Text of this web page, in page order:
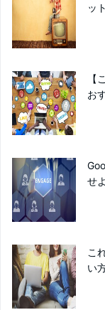
ッ
【
お
せ
こ
い